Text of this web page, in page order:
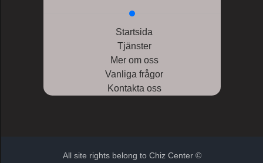
Startsida
Tjänster
Mer om oss
Vanliga frågor
Kontakta oss
All site rights belong to Chiz Center ©